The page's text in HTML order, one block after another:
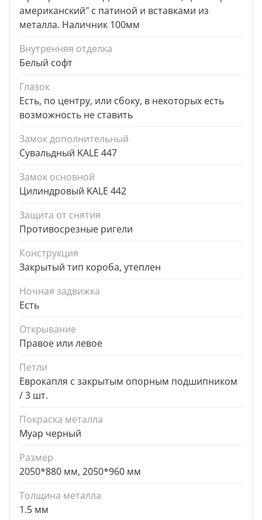
американский" с патиной и вставками из
металла. Наличник 100мм
Внутренняя отделка
Белый софт
Глазок
Есть, по центру, или сбоку, в некоторых есть
возможность не ставить
Замок дополнительный
Сувальдный KALE 447
Замок основной
Цилиндровый KALE 442
Защита от снятия
Противосрезные ригели
Конструкция
Закрытый тип короба, утеплен
Ночная задвижка
Есть
Открывание
Правое или левое
Петли
Еврокапля с закрытым опорным подшипником
/ 3 шт.
Покраска металла
Муар черный
Размер
2050*880 мм, 2050*960 мм
Толщина металла
1.5 мм